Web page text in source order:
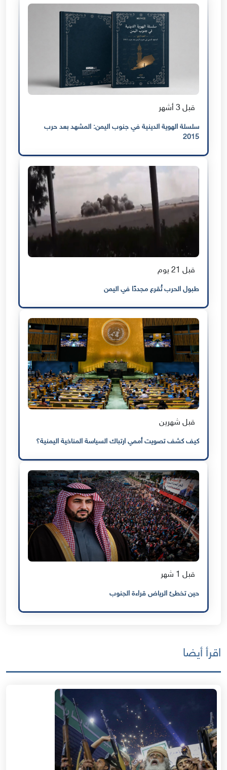
قبل 3 أشهر
سلسلة الهوية الدينية في جنوب اليمن: المشهد بعد حرب
2015
قبل 21 يوم
طبول الحرب تُقرع مجددًا في اليمن
قبل شهرين
كيف كشف تصويت أممي ارتباك السياسة المناخية اليمنية؟
قبل 1 شهر
حين تخطئ الرياض قراءة الجنوب
اقرأ أيضا